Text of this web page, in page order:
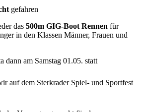
gefahren
das 500m GIG-Boot Rennen für
in den Klassen Männer, Frauen und
dann am Samstag 01.05. statt
auf dem Sterkrader Spiel- und Sportfest